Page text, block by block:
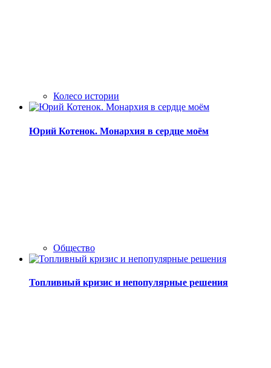
Колесо истории
Юрий Котенок. Монархия в сердце моём
Общество
Топливный кризис и непопулярные решения